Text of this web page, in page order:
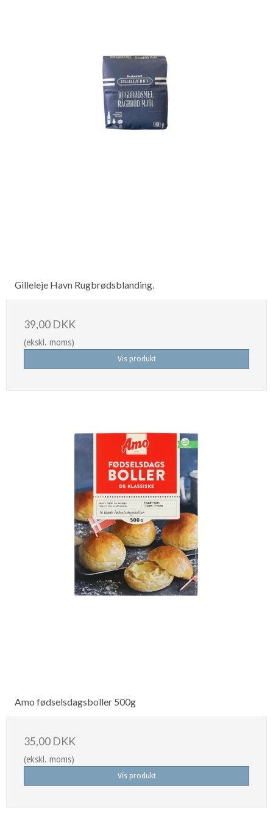
Gilleleje Havn Rugbrødsblanding.
39,00 DKK
(ekskl. moms)
Vis produkt
Amo fødselsdagsboller 500g
35,00 DKK
(ekskl. moms)
Vis produkt